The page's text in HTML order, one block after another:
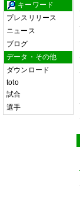
キーワード
プレスリリース
ニュース
ブログ
データ・その他
ダウンロード
toto
試合
選手